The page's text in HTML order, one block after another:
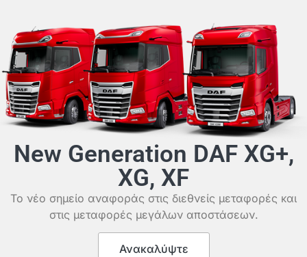
New Generation DAF XG+,
XG, XF
Το νέο σημείο αναφοράς στις διεθνείς μεταφορές και
στις μεταφορές μεγάλων αποστάσεων.
Ανακαλύψτε